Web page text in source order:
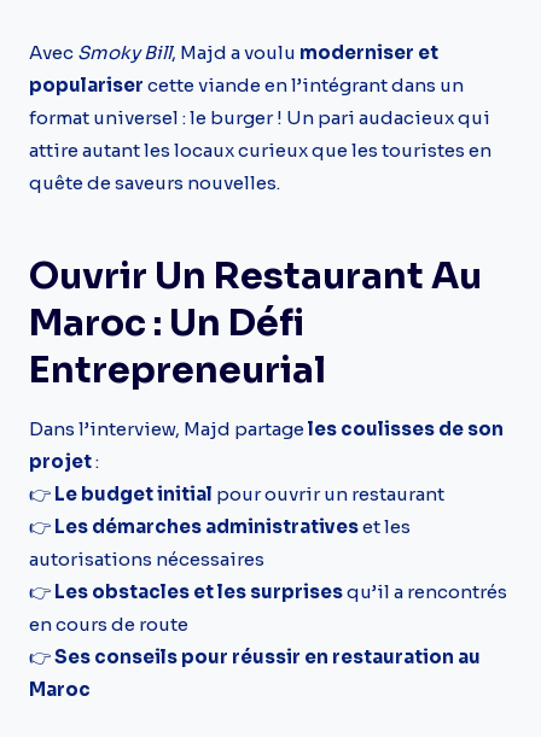
Avec Smoky Bill, Majd a voulu moderniser et
populariser cette viande en l’intégrant dans un
format universel : le burger ! Un pari audacieux qui
attire autant les locaux curieux que les touristes en
quête de saveurs nouvelles.
Ouvrir Un Restaurant Au
Maroc : Un Défi
Entrepreneurial
Dans l’interview, Majd partageles coulisses de son
projet:
👉 Le budget initial pour ouvrir un restaurant
👉 Les démarches administrativeset les
autorisations nécessaires
👉 Les obstacles et les surprisesqu’il a rencontrés
en cours de route
👉Ses conseils pour réussir en restauration au
Maroc